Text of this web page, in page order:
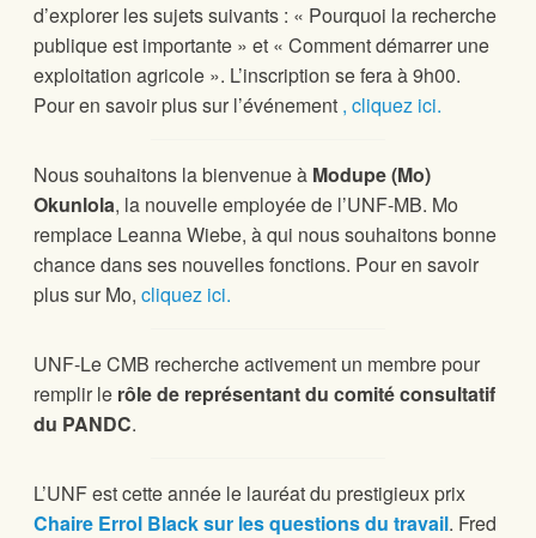
d’explorer les sujets suivants : « Pourquoi la recherche
publique est importante » et « Comment démarrer une
exploitation agricole ». L’inscription se fera à 9h00.
Pour en savoir plus sur l’événement , cliquez ici.
Nous souhaitons la bienvenue à Modupe (Mo)
Okunlola, la nouvelle employée de l’UNF-MB. Mo
remplace Leanna Wiebe, à qui nous souhaitons bonne
chance dans ses nouvelles fonctions. Pour en savoir
plus sur Mo, cliquez ici.
UNF-Le CMB recherche activement un membre pour
remplir le rôle de représentant du comité consultatif
du PANDC.
L’UNF est cette année le lauréat du prestigieux prix
Chaire Errol Black sur les questions du travail. Fred